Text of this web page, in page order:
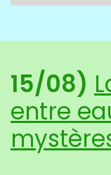
15/08)
entre